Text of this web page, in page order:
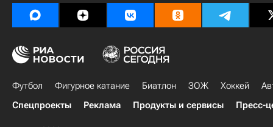
Футбол Фигурное катание Биатлон ЗОЖ Хоккей
Спецпроекты
Реклама Продукты и сервисы Пресс-